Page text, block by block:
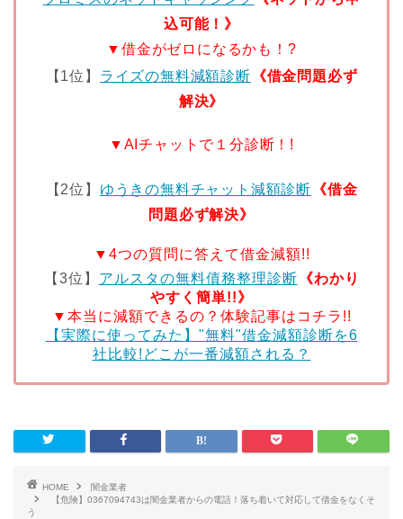
込可能！》
▼借金がゼロになるかも！?
【1位】 ライズの無料減額診断
《借金問題必ず
解決》
▼AIチャットで１分診断！!
【2位】 ゆうきの無料チャット減額診断
《借金
問題必ず解決》
▼4つの質問に答えて借金減額!!
【3位】 アルスタの無料債務整理診断 《わかり
やすく簡単!!》
▼本当に減額できるの？体験記事はコチラ!!
【実際に使ってみた】"無料"借金減額診断を6
社比較!どこが一番減額される？
HOME
闇金業者
【危険】0367094743は闇金業者からの電話！落ち着いて対応して借金をなくそ
う